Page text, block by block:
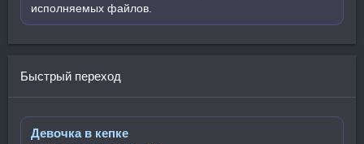
исполняемых файлов.
Быстрый переход
Девочка в кепке